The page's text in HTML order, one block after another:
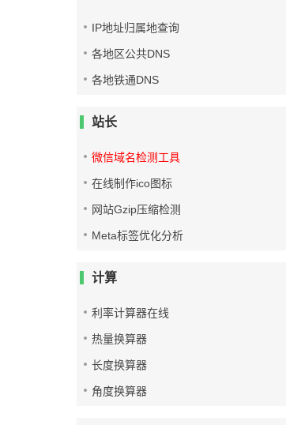
IP地址归属地查询
各地区公共DNS
各地铁通DNS
站长
微信域名检测工具
在线制作ico图标
网站Gzip压缩检测
Meta标签优化分析
计算
利率计算器在线
热量换算器
长度换算器
角度换算器